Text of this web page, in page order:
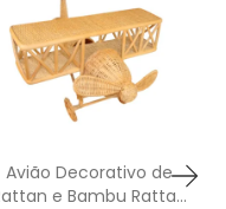
Avião Decorativo de
e Bambu Rattan